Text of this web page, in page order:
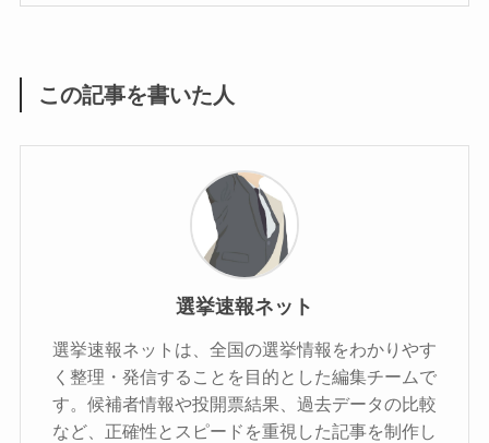
この記事を書いた人
選挙速報ネット
選挙速報ネットは、全国の選挙情報をわかりやす
く整理・発信することを目的とした編集チームで
す。候補者情報や投開票結果、過去データの比較
など、正確性とスピードを重視した記事を制作し